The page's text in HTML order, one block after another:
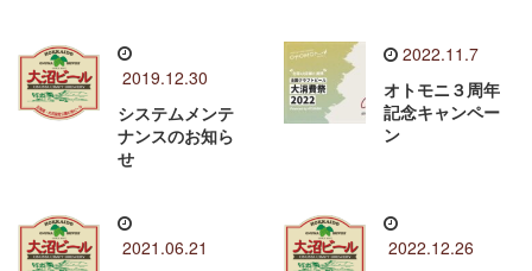
2019.12.30
システムメンテ
ナンスのお知ら
せ
2022.11.7
オトモニ３周年
記念キャンペー
ン
2021.06.21 2022.12.26